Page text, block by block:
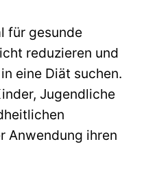
für gesunde
reduzieren und
eine Diät suchen.
Jugendliche
Anwendung ihren